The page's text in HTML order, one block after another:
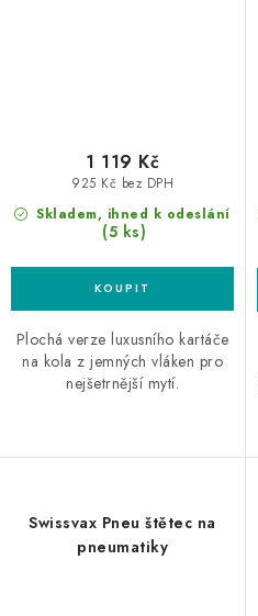
Skladem, ihned k odeslání
(5 ks)
925 Kč bez DPH
1 119 Kč
Plochá verze luxusního kartáče
na kola z jemných vláken pro
nejšetrnější mytí.
Swissvax Pneu štětec na
pneumatiky